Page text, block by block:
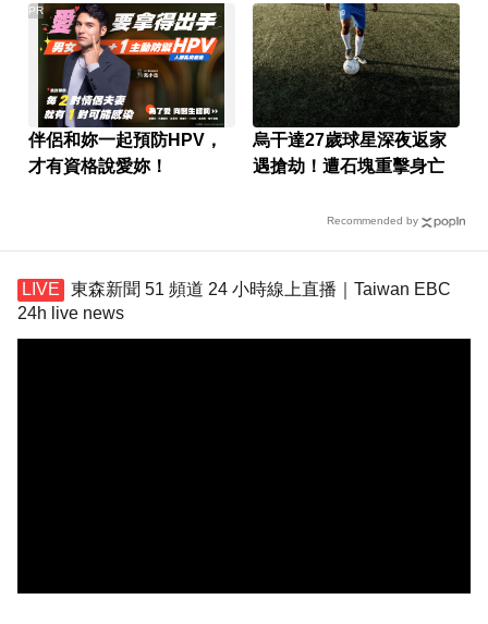
伴侶和妳一起預防HPV，
才有資格說愛妳！
PR
烏干達27歲球星深夜返家
遇搶劫！遭石塊重擊身亡
Recommended by
東森新聞 51 頻道 24 小時線上直播｜Taiwan EBC
24h live news